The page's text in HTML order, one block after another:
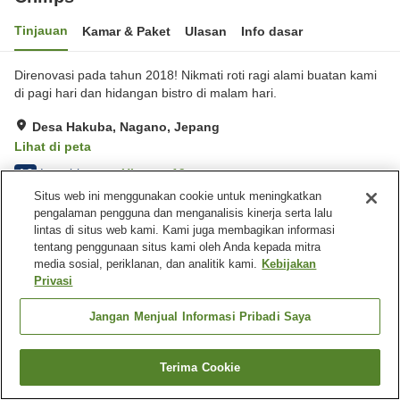
Tinjauan Kamar & Paket Ulasan Info dasar
Direnovasi pada tahun 2018! Nikmati roti ragi alami buatan kami
di pagi hari dan hidangan bistro di malam hari.
Desa Hakuba, Nagano, Jepang
Lihat di peta
4.8 Luar biasa Ulasan:19
Fasilitas properti
Wi-Fi
Lounge
Bar
Benar-benar bebas rokok
Jepang Nagano Desa Hakuba Chillps
Cari kamar
Situs web ini menggunakan cookie untuk meningkatkan
pengalaman pengguna dan menganalisis kinerja serta lalu
lintas di situs web kami. Kami juga membagikan informasi
tentang penggunaan situs kami oleh Anda kepada mitra
media sosial, periklanan, dan analitik kami. Kebijakan
Privasi
Jangan Menjual Informasi Pribadi Saya
Terima Cookie